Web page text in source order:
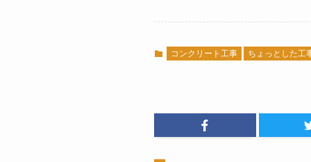
コンクリート工事 ちょっとした工